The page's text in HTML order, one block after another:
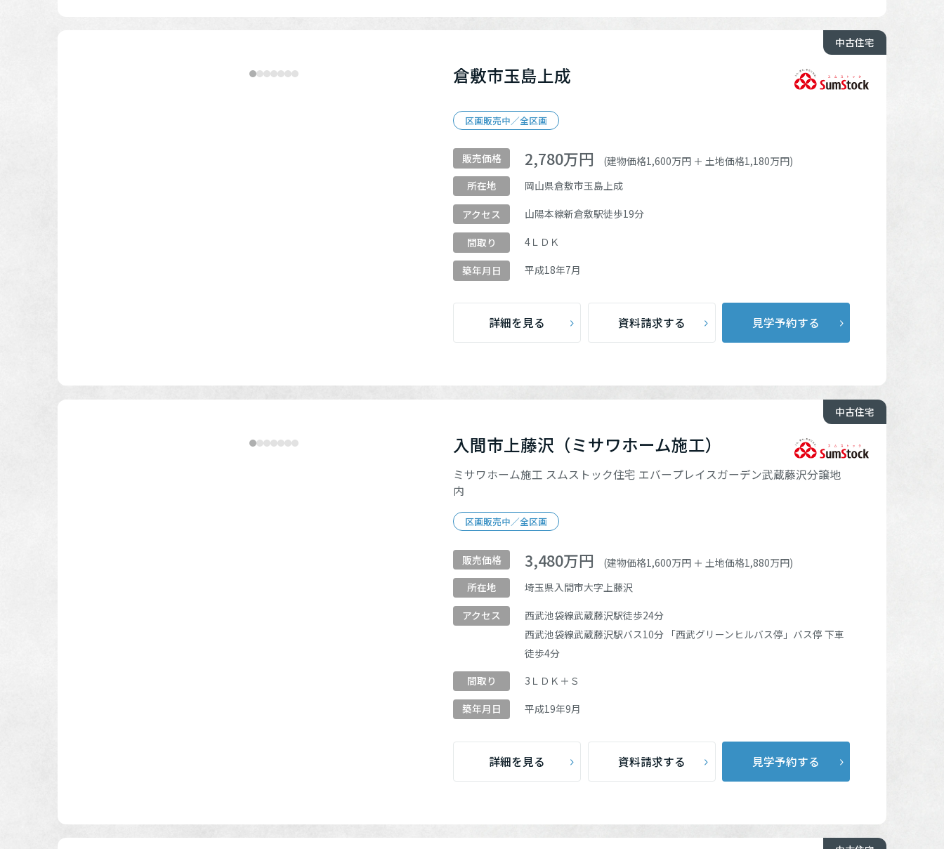
中古住宅
倉敷市玉島上成
区画販売中／全区画
販売価格 2,780万円 (建物価格1,600万円 ＋ 土地価格1,180万円)
所在地
岡山県倉敷市玉島上成
アクセス 山陽本線新倉敷駅徒歩19分
間取り 4ＬＤＫ
築年月日 平成18年7月
詳細を見る 資料請求する 見学予約する
中古住宅
入間市上藤沢（ミサワホーム施工）
ミサワホーム施工 スムストック住宅 エバープレイスガーデン武蔵藤沢分譲地
内
区画販売中／全区画
販売価格 3,480万円 (建物価格1,600万円 ＋ 土地価格1,880万円)
所在地
埼玉県入間市大字上藤沢
アクセス 西武池袋線武蔵藤沢駅徒歩24分
西武池袋線武蔵藤沢駅バス10分 「西武グリーンヒルバス停」 バス停 下車
徒歩4分
間取り
3ＬＤＫ＋Ｓ
築年月日 平成19年9月
詳細を見る 資料請求する 見学予約する